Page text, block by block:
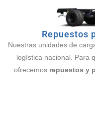
Repuestos
Nuestras unidades de
logística nacional. Para
ofrecemos repuestos y